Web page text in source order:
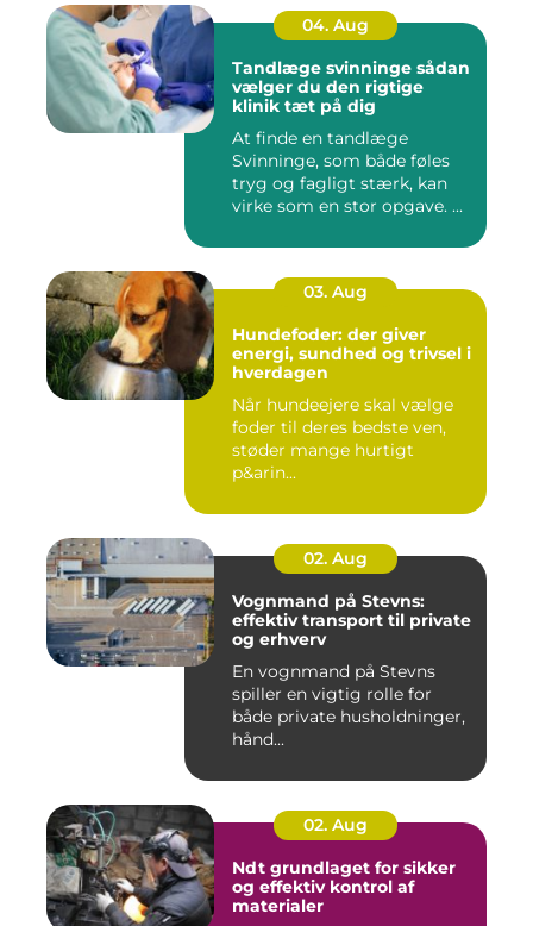
04. Aug
Tandlæge svinninge sådan
vælger du den rigtige
klinik tæt på dig
At finde en tandlæge
Svinninge, som både føles
tryg og fagligt stærk, kan
virke som en stor opgave. ...
03. Aug
Hundefoder: der giver
energi, sundhed og trivsel i
hverdagen
Når hundeejere skal vælge
foder til deres bedste ven,
støder mange hurtigt
p&arin...
02. Aug
Vognmand på Stevns:
effektiv transport til private
og erhverv
En vognmand på Stevns
spiller en vigtig rolle for
både private husholdninger,
hånd...
02. Aug
Ndt grundlaget for sikker
og effektiv kontrol af
materialer